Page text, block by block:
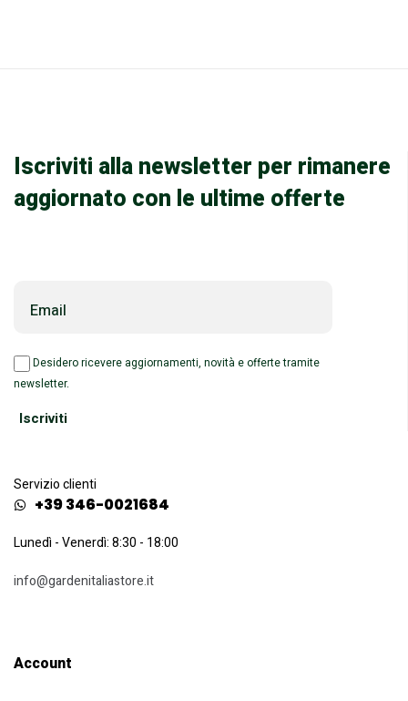
Iscriviti alla newsletter per rimanere
aggiornato con le ultime offerte
Email
Desidero ricevere aggiornamenti, novità e offerte tramite
newsletter.
Servizio clienti
+39 346-0021684
Lunedì - Venerdì: 8:30 - 18:00
info@gardenitaliastore.it
Account​